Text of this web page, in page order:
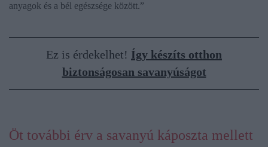
anyagok és a bél egészsége között.”
Ez is érdekelhet! Így készíts otthon
biztonságosan savanyúságot
Öt további érv a savanyú káposzta mellett